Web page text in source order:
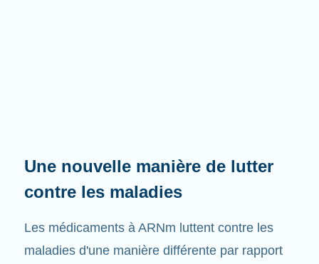
Une nouvelle manière de lutter
contre les maladies
Les médicaments à ARNm luttent contre les
maladies d'une manière différente par rapport